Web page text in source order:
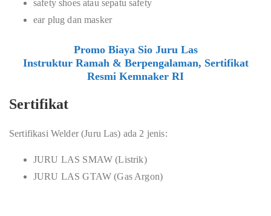
safety shoes atau sepatu safety
ear plug dan masker
Promo Biaya Sio Juru Las
Instruktur Ramah & Berpengalaman, Sertifikat
Resmi Kemnaker RI
Sertifikat
Sertifikasi Welder (Juru Las) ada 2 jenis:
JURU LAS SMAW (Listrik)
JURU LAS GTAW (Gas Argon)